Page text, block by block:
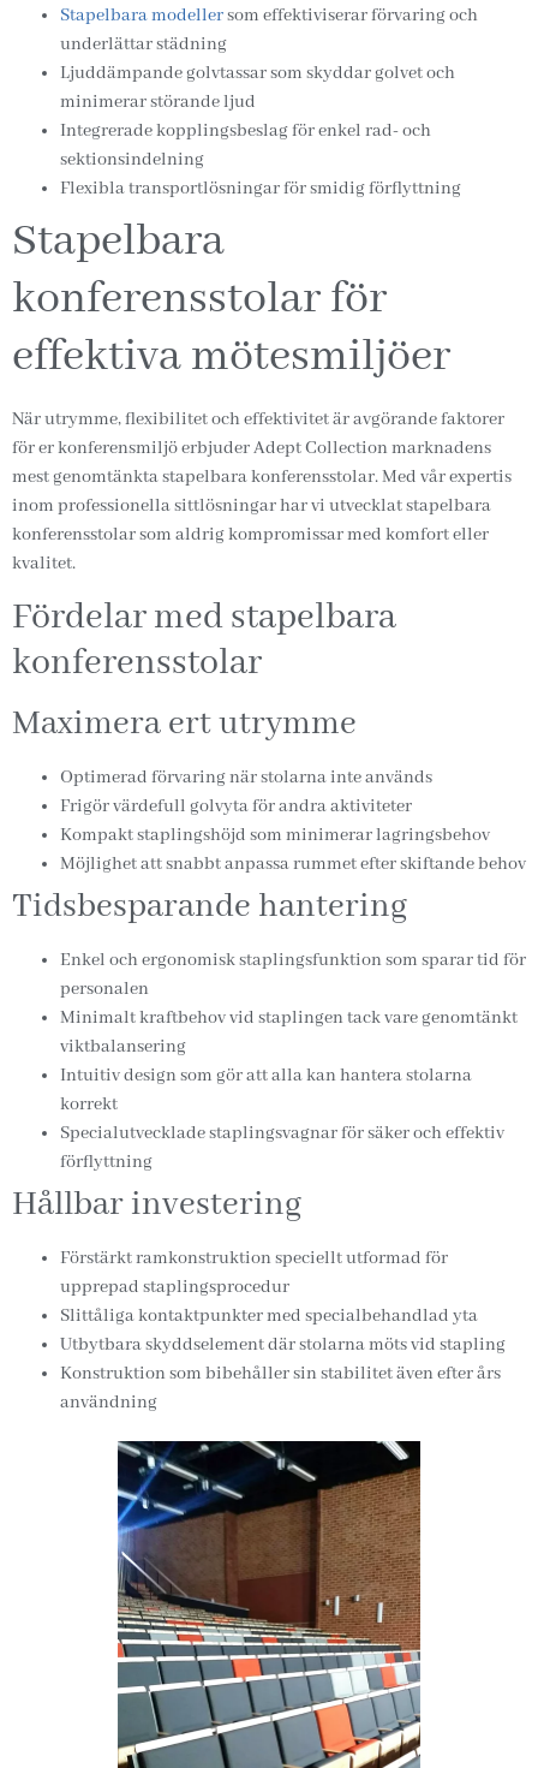
Stapelbara modellersom effektiviserar förvaring och
underlättar städning
Ljuddämpande golvtassar som skyddar golvet och
minimerar störande ljud
Integrerade kopplingsbeslag för enkel rad- och
sektionsindelning
Flexibla transportlösningar för smidig förflyttning
Stapelbara
konferensstolar för
effektiva mötesmiljöer
När utrymme, flexibilitet och effektivitet är avgörande faktorer
för er konferensmiljö erbjuder Adept Collection marknadens
mest genomtänkta stapelbara konferensstolar. Med vår expertis
inom professionella sittlösningar har vi utvecklat stapelbara
konferensstolar som aldrig kompromissar med komfort eller
kvalitet.
Fördelar med stapelbara
konferensstolar
Maximera ert utrymme
Optimerad förvaring när stolarna inte används
Frigör värdefull golvyta för andra aktiviteter
Kompakt staplingshöjd som minimerar lagringsbehov
Möjlighet att snabbt anpassa rummet efter skiftande behov
Tidsbesparande hantering
Enkel och ergonomisk staplingsfunktion som sparar tid för
personalen
Minimalt kraftbehov vid staplingen tack vare genomtänkt
viktbalansering
Intuitiv design som gör att alla kan hantera stolarna
korrekt
Specialutvecklade staplingsvagnar för säker och effektiv
förflyttning
Hållbar investering
Förstärkt ramkonstruktion speciellt utformad för
upprepad staplingsprocedur
Slittåliga kontaktpunkter med specialbehandlad yta
Utbytbara skyddselement där stolarna möts vid stapling
Konstruktion som bibehåller sin stabilitet även efter års
användning